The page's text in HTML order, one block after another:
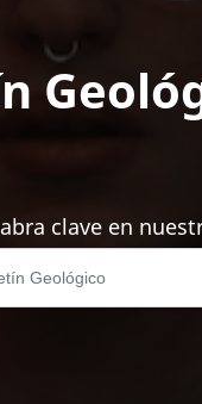
clave en